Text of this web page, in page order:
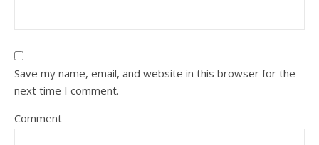
Save my name, email, and website in this browser for the
next time I comment.
Comment